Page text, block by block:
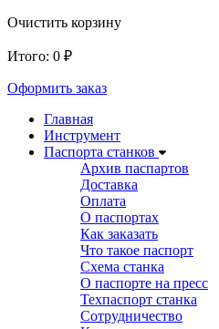
Очистить корзину
Итого: 0 ₽
Оформить заказ
Главная
Инструмент
Паспорта станков
Архив паспартов
Доставка
Оплата
О паспортах
Как заказать
Что такое паспорт
Схема станка
О паспорте на пресс
Техпаспорт станка
Сотрудничество